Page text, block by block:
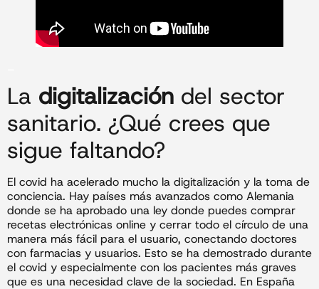
La digitalización del sector
sanitario. ¿Qué crees que
sigue faltando?
El covid ha acelerado mucho la digitalización y la toma de
conciencia. Hay países más avanzados como Alemania
donde se ha aprobado una ley donde puedes comprar
recetas electrónicas online y cerrar todo el círculo de una
manera más fácil para el usuario, conectando doctores
con farmacias y usuarios. Esto se ha demostrado durante
el covid y especialmente con los pacientes más graves
que es una necesidad clave de la sociedad. En España